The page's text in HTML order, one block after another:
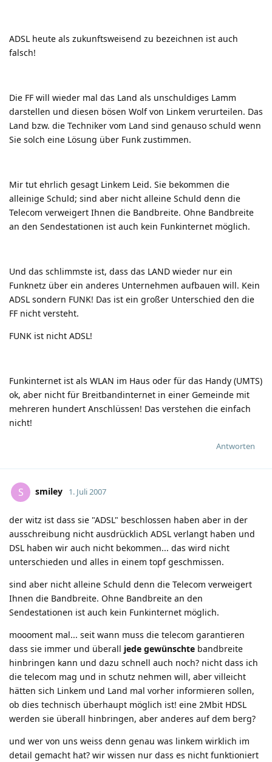
ADSL heute als zukunftsweisend zu bezeichnen ist auch
falsch!
Die FF will wieder mal das Land als unschuldiges Lamm
darstellen und diesen bösen Wolf von Linkem verurteilen. Das
Land bzw. die Techniker vom Land sind genauso schuld wenn
Sie solch eine Lösung über Funk zustimmen.
Mir tut ehrlich gesagt Linkem Leid. Sie bekommen die
alleinige Schuld; sind aber nicht alleine Schuld denn die
Telecom verweigert Ihnen die Bandbreite. Ohne Bandbreite
an den Sendestationen ist auch kein Funkinternet möglich.
Und das schlimmste ist, dass das LAND wieder nur ein
Funknetz über ein anderes Unternehmen aufbauen will. Kein
ADSL sondern FUNK! Das ist ein großer Unterschied den die
FF nicht versteht.
FUNK ist nicht ADSL!
Funkinternet ist als WLAN im Haus oder für das Handy (UMTS)
ok, aber nicht für Breitbandinternet in einer Gemeinde mit
mehreren hundert Anschlüssen! Das verstehen die einfach
nicht!
Antworten
S smiley 1. Juli 2007
der witz ist dass sie "ADSL" beschlossen haben aber in der
ausschreibung nicht ausdrücklich ADSL verlangt haben und
DSL haben wir auch nicht bekommen... das wird nicht
unterschieden und alles in einem topf geschmissen.
sind aber nicht alleine Schuld denn die Telecom verweigert
Ihnen die Bandbreite. Ohne Bandbreite an den
Sendestationen ist auch kein Funkinternet möglich.
moooment mal... seit wann muss die telecom garantieren
dass sie immer und überall jede gewünschte bandbreite
hinbringen kann und dazu schnell auch noch? nicht dass ich
die telecom mag und in schutz nehmen will, aber villeicht
hätten sich Linkem und Land mal vorher informieren sollen,
ob dies technisch überhaupt möglich ist! eine 2Mbit HDSL
werden sie überall hinbringen, aber anderes auf dem berg?
und wer von uns weiss denn genau was linkem wirklich im
detail gemacht hat? wir wissen nur dass es nicht funktioniert